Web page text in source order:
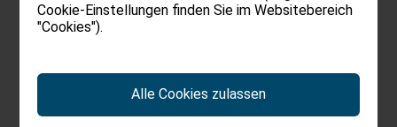
Verordnung (EU) 2016/679 ("GDPR")
regelt den Schutz von Personen und
anderen Subjekten bei der Verarbeitung
personenbezogener Daten. Gemäß den
Cookie-Einstellungen finden Sie im Websitebereich
"Cookies").
Alle Cookies zulassen